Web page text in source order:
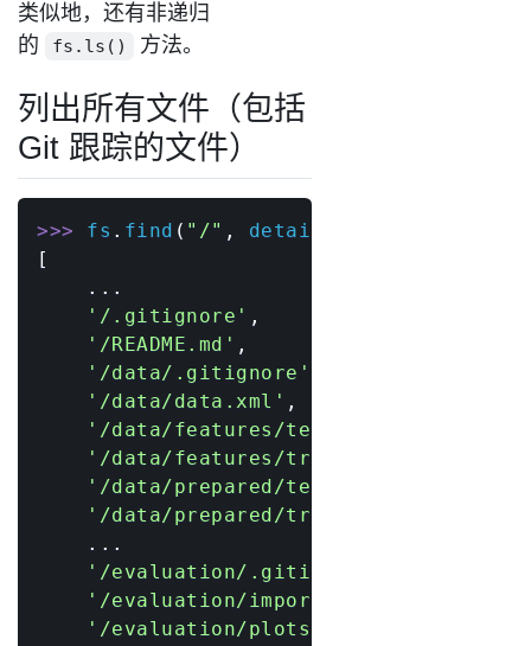
类似地，还有非递归
的
fs.ls() 方法。
列出所有文件（包括
Git 跟踪的文件）
>>> fs . find ( "/" , detail
[
. . .
'/.gitignore' ,
'/README.md' ,
'/data/.gitignore'
'/data/data.xml' ,
'/data/features/test.pkl'
'/data/features/train.pkl'
'/data/prepared/test.tsv'
'/data/prepared/train.tsv'
. . .
'/evaluation/.gitignore'
'/evaluation/importance.png'
'/evaluation/plots/